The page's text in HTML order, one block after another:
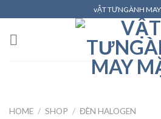
to
content
vẬT TƯNGÀNH
HOME / SHOP / ĐÈN HALOGEN